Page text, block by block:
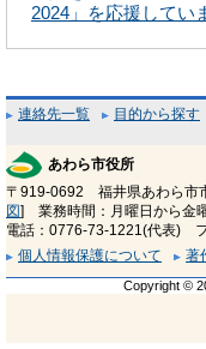
2024」を応援してい
連絡先一覧 目的から探す
あわら市役所
〒919-0692 福井県あわら市
図] 業務時間：月曜日から金
電話：0776-73-1221(代表)
個人情報保護について
著
Copyright ©